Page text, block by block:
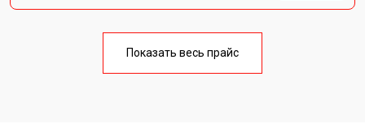
Показать весь прайс